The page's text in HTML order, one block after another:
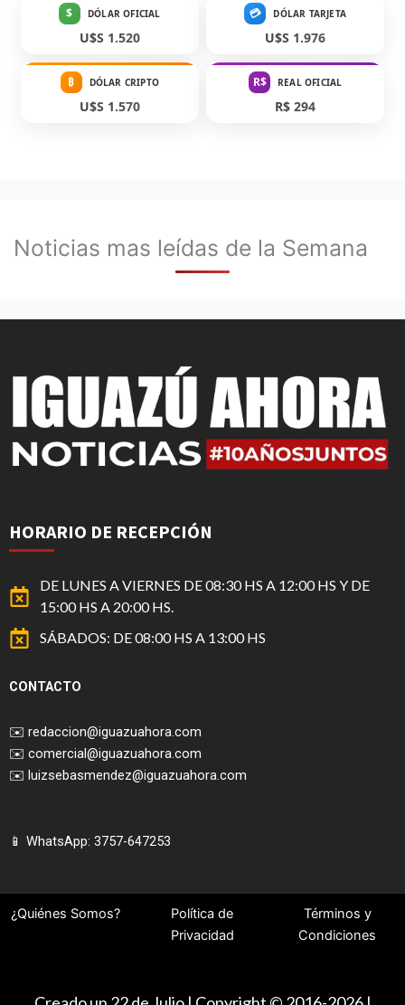
$ DÓLAR OFICIAL
U$S 1.520
💳 DÓLAR TARJETA
U$S 1.976
₿ DÓLAR CRIPTO
U$S 1.570
R$ REAL OFICIAL
R$ 294
Noticias mas leídas de la Semana
HORARIO DE RECEPCIÓN
DE LUNES A VIERNES DE 08:30 HS A 12:00 HS Y DE
15:00 HS A 20:00 HS.
SÁBADOS: DE 08:00 HS A 13:00 HS
CONTACTO
✉️ redaccion@iguazuahora.com
✉️ comercial@iguazuahora.com
✉️ luizsebasmendez@iguazuahora.com
📱 WhatsApp: 3757-647253
¿Quiénes Somos?
Política de
Privacidad
Términos y
Condiciones